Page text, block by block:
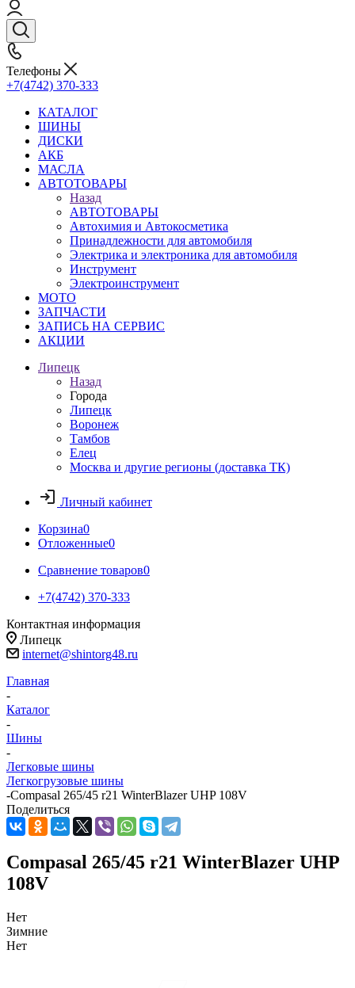
Телефоны
+7(4742) 370-333
КАТАЛОГ
ШИНЫ
ДИСКИ
АКБ
МАСЛА
АВТОТОВАРЫ
Назад
АВТОТОВАРЫ
Автохимия и Автокосметика
Принадлежности для автомобиля
Электрика и электроника для автомобиля
Инструмент
Электроинструмент
МОТО
ЗАПЧАСТИ
ЗАПИСЬ НА СЕРВИС
АКЦИИ
Липецк
Назад
Города
Липецк
Воронеж
Тамбов
Елец
Москва и другие регионы (доставка ТК)
Личный кабинет
Корзина0
Отложенные0
Сравнение товаров0
+7(4742) 370-333
Контактная информация
Липецк
internet@shintorg48.ru
Главная
-
Каталог
-
Шины
-
Легковые шины
Легкогрузовые шины
-Compasal 265/45 r21 WinterBlazer UHP 108V
Поделиться
Compasal 265/45 r21 WinterBlazer UHP
108V
Нет
Зимние
Нет